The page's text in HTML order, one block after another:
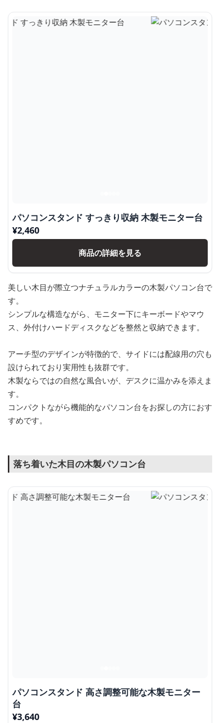
パソコンスタンド すっきり収納 木製モニター台
¥2,460
商品の詳細を見る
美しい木目が際立つナチュラルカラーの木製パソコン台で
す。
シンプルな構造ながら、モニター下にキーボードやマウ
ス、外付けハードディスクなどを整然と収納できます。
アーチ型のデザインが特徴的で、サイドには配線用の穴も
設けられており実用性も抜群です。
木製ならではの自然な風合いが、デスクに温かみを添えま
す。
コンパクトながら機能的なパソコン台をお探しの方におす
すめです。
落ち着いた木目の木製パソコン台
パソコンスタンド 高さ調整可能な木製モニター
台
¥3,640